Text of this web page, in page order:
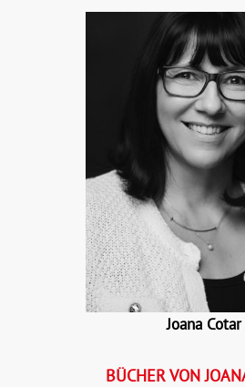
Joana Cotar
BÜCHER VON